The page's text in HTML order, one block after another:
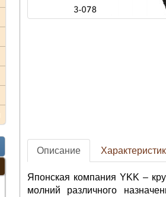
Описание
Японская компания YKK –
молний различного